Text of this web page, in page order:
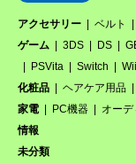
アクセサリー ベルト
ゲーム
3DS DS
PSVita
Switch Wii
化粧品
ヘアケア用品
家電
PC機器
オー
情報
未分類